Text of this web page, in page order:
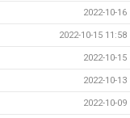
2022-10-16
2022-10-15 11:58
2022-10-15
2022-10-13
2022-10-09